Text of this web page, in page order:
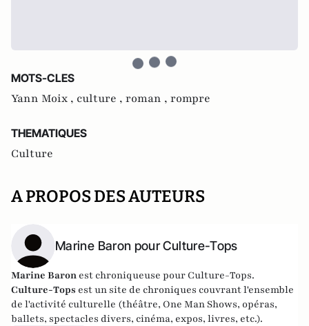
MOTS-CLES
Yann Moix , culture , roman , rompre
THEMATIQUES
Culture
A PROPOS DES AUTEURS
Marine Baron pour Culture-Tops
Marine Baron est chroniqueuse pour Culture-Tops.
Culture-Tops est un site de chroniques couvrant l'ensemble
de l'activité culturelle (théâtre, One Man Shows, opéras,
ballets, spectacles divers, cinéma, expos, livres, etc.).